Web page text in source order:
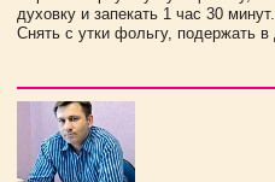
духовку и запекать 1 час 30
Снять с утки фольгу, подержать в